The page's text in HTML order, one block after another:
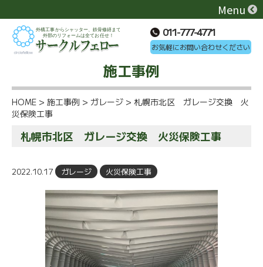
Menu
011-777-4771
お気軽にお問い合わせください
施工事例
HOME > 施工事例 > ガレージ > 札幌市北区 ガレージ交換 火
災保険工事
札幌市北区 ガレージ交換 火災保険工事
2022.10.17 ガレージ 火災保険工事